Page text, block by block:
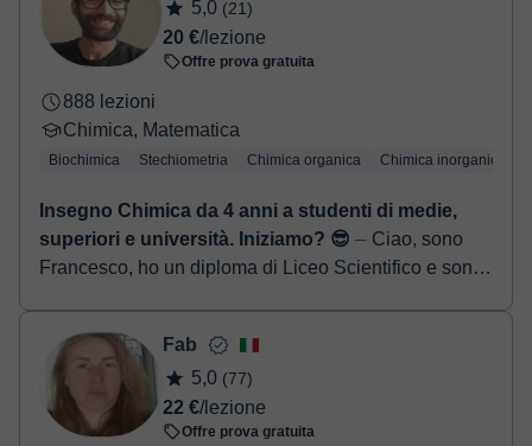
5,0 (21)
20 €/lezione
Offre prova gratuita
888 lezioni
Chimica, Matematica
Biochimica Stechiometria Chimica organica Chimica inorganica
Insegno Chimica da 4 anni a studenti di medie,
superiori e università. Iniziamo? 😎 ⏤ Ciao, sono
Francesco, ho un diploma di Liceo Scientifico e sono
Fab
5,0 (77)
22 €/lezione
Offre prova gratuita